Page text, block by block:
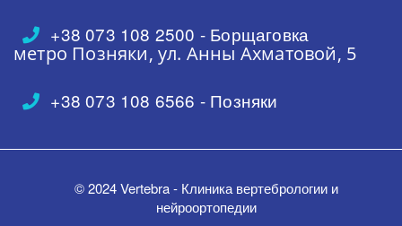
+38 073 108 2500 - Борщаговка
метро Позняки, ул. Анны Ахматовой, 5
+38 073 108 6566 - Позняки
© 2024 Vertebra - Клиника вертебрологии и
нейроортопедии